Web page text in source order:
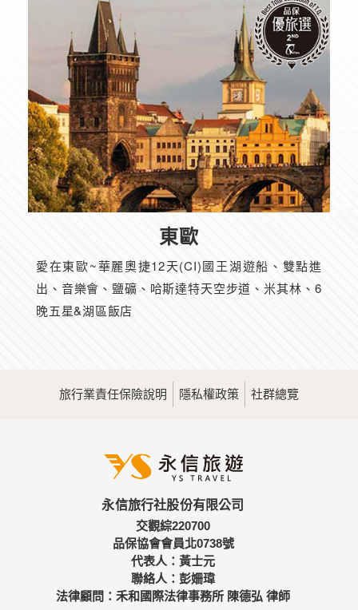
東歐
愛在東歐~華麗奧捷12天(CI)國王湖遊船、雙點進
出、音樂會、鹽礦、哈斯達特天空步道、米其林、6
晚五星&湖區飯店
旅行業責任保險說明 隱私權政策 社群總覽
永信旅行社股份有限公司
交觀綜220700
品保協會會員北0738號
代表人：黃士元
聯絡人：彭姍瑋
法律顧問：禾和國際法律事務所 陳德弘 律師